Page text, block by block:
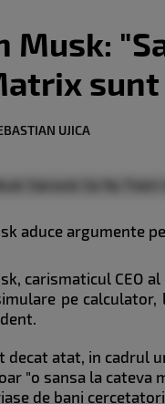
Musk:
sunt
UJICA
aduce argumente
carismaticul CEO
pe
decat atat, in cadrul
"o sansa la cateva
de bani